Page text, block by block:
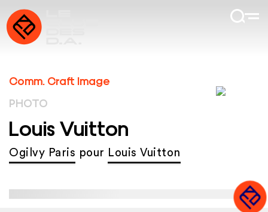
Comm. Craft Image
PHOTO
Louis Vuitton
Ogilvy Paris pour Louis Vuitton